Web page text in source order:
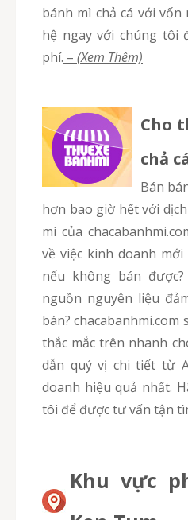
bánh mì chả cá với
hệ ngay với chúng tôi
phí. – (Xem Thêm)
Cho
chả
Bán bánh mì chả cá đơn giản
hơn bao giờ hết với
mì của
về việc kinh doanh
nếu không bán
nguồn nguyên liệu
bán?
thắc mắc trên nhanh
dẫn quý vị chi tiết từ
doanh hiệu quả nhất.
tôi để được tư vấn tận
Khu vực